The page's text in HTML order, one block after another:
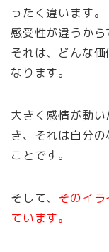
ったく違います。
感受性が違うから
それは、どんな
なります。
大きく感情が動
き、それは自分
ことです。
そして、 そのイ
ています。